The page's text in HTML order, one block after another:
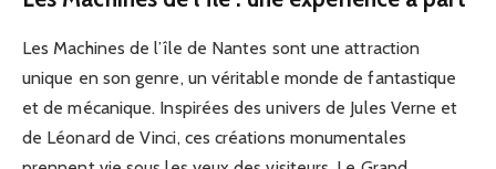
Les Machines de l’île de Nantes sont une attraction
unique en son genre, un véritable monde de fantastique
et de mécanique. Inspirées des univers de Jules Verne et
de Léonard de Vinci, ces créations monumentales